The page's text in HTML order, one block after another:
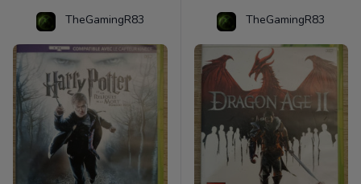
TheGamingR83 TheGamingR83